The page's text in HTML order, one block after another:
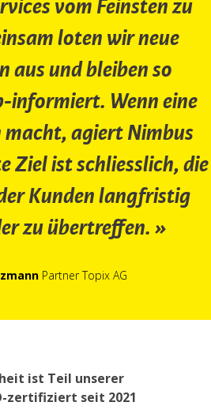
vom Feinsten zu
loten wir neue
aus und bleiben so
informiert. Wenn eine
macht, agiert Nimbus
Ziel ist schliesslich, die
Kunden langfristig
zu übertreffen.
Partner Topix AG
ist Teil unserer
zertifiziert seit 2021